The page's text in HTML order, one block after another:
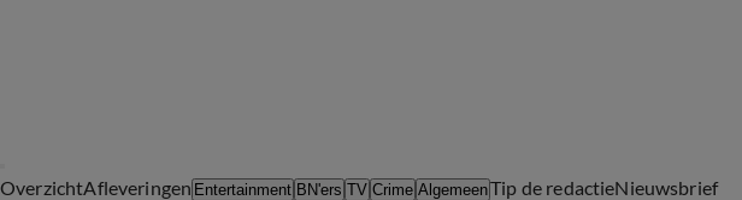
OverzichtAfleveringen Entertainment BN'ers TV Crime AlgemeenTip de redactieNieuwsbrief